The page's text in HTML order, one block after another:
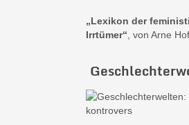
„Lexikon der
Irrtümer“ , von Arne